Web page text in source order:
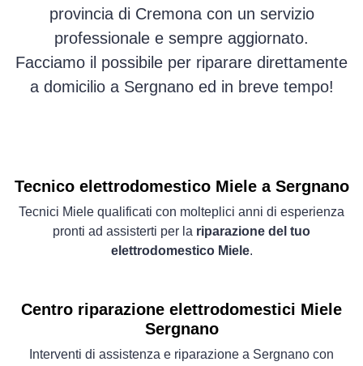
provincia di Cremona con un servizio
professionale e sempre aggiornato.
Facciamo il possibile per riparare direttamente
a domicilio a Sergnano ed in breve tempo!
Tecnico elettrodomestico Miele a Sergnano
Tecnici Miele qualificati con molteplici anni di esperienza
pronti ad assisterti per la riparazione del tuo
elettrodomestico Miele.
Centro riparazione elettrodomestici Miele
Sergnano
Interventi di assistenza e riparazione a Sergnano con